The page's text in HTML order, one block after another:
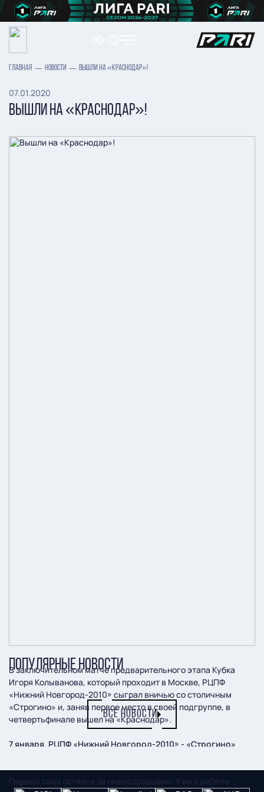
ГЛАВНАЯ НОВОСТИ ВЫШЛИ НА «КРАСНОДАР»!
07.01.2020
ВЫШЛИ НА «КРАСНОДАР»!
В заключительном матче предварительного этапа Кубка
Игоря Колыванова, который проходит в Москве, РЦПФ
«Нижний Новгород-2010» сыграл вничью со столичным
«Строгино» и, заняв первое место в своей подгруппе, в
четвертьфинале вышел на «Краснодар».
7 января. РЦПФ «Нижний Новгород-2010» - «Строгино»
Первый тайм остался за нижегородцами. Уже в дебюте
ПОПУЛЯРНЫЕ НОВОСТИ
ВСЕ НОВОСТИ